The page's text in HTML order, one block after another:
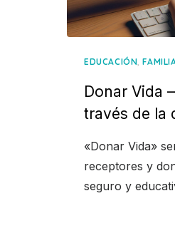
EDUCACIÓN,
Donar Vida
través de la
«Donar Vida»
receptores y
seguro y